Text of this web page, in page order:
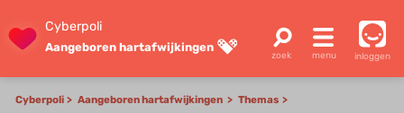
Cyberpoli
Aangeboren hartafwijkingen
inloggen
Cyberpoli Aangeboren hartafwijkingen
Themas